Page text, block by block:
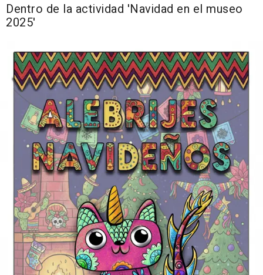
Dentro de la actividad 'Navidad en el museo
2025'